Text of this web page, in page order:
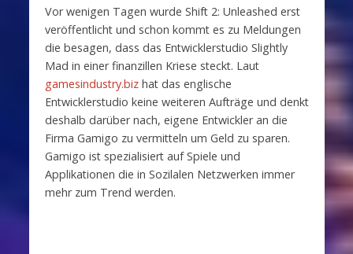
Vor wenigen Tagen wurde Shift 2: Unleashed erst
veröffentlicht und schon kommt es zu Meldungen
die besagen, dass das Entwicklerstudio Slightly
Mad in einer finanzillen Kriese steckt. Laut
gamesindustry.bizhat das englische
Entwicklerstudio keine weiteren Aufträge und denkt
deshalb darüber nach, eigene Entwickler an die
Firma Gamigo zu vermitteln um Geld zu sparen.
Gamigo ist spezialisiert auf Spiele und
Applikationen die in Sozilalen Netzwerken immer
mehr zum Trend werden.